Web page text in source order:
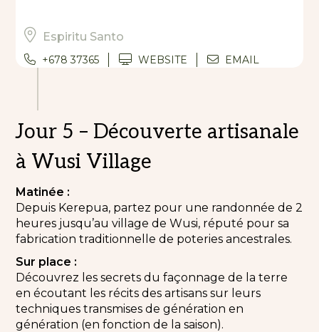
Espiritu Santo
+678 37365 WEBSITE EMAIL
Jour 5 – Découverte artisanale
à Wusi Village
Matinée :
Depuis Kerepua, partez pour une randonnée de 2
heures jusqu’au village de Wusi, réputé pour sa
fabrication traditionnelle de poteries ancestrales.
Sur place :
Découvrez les secrets du façonnage de la terre
en écoutant les récits des artisans sur leurs
techniques transmises de génération en
génération (en fonction de la saison).